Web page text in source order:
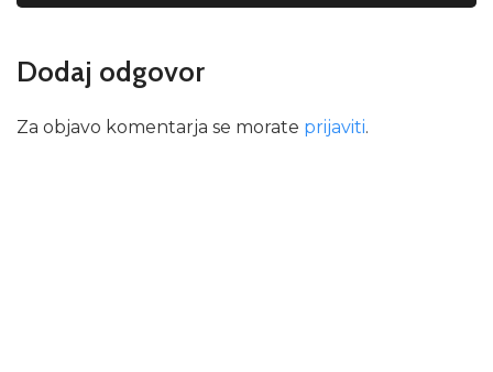
Dodaj odgovor
Za objavo komentarja se morate prijaviti.